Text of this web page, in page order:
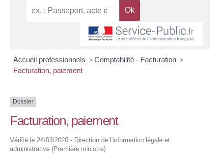
Accueil professionnels > Comptabilité - Facturation >
Facturation, paiement
Dossier
Facturation, paiement
Vérifié le 24/03/2020 - Direction de l'information légale et
administrative (Première ministre)